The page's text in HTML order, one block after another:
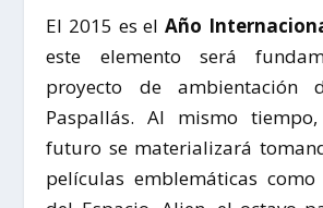
El 2015 es elAño
este elemento será
proyecto de ambientación
Paspallás. Al mismo
futuro se materializará
películas emblemáticas como